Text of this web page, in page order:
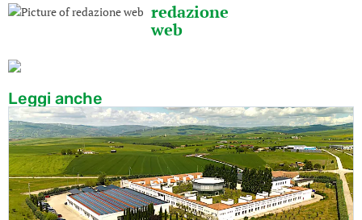
redazione
web
Leggi anche